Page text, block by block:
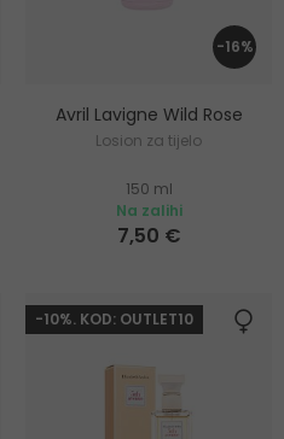
-16%
Avril Lavigne Wild Rose
Losion za tijelo
150 ml
Na zalihi
7,50 €
-10%. KOD: OUTLET10